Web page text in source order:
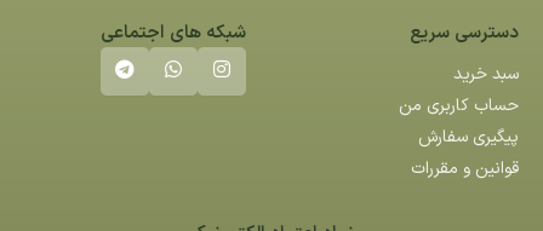
دسترسی سریع
سبد خرید
حساب کاربری من
پیگیری سفارش
قوانین و مقررات
شبکه های اجتماعی